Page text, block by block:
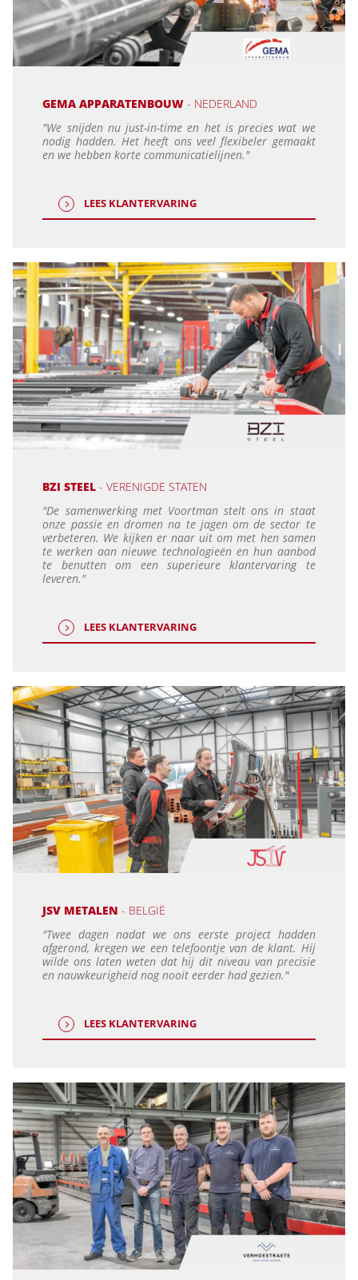
GEMA APPARATENBOUW- NEDERLAND
"We snijden nu just-in-time en het is precies wat we
nodig hadden. Het heeft ons veel flexibeler gemaakt
en we hebben korte communicatielijnen."
LEES KLANTERVARING
BZI STEEL- VERENIGDE STATEN
"De samenwerking met Voortman stelt ons in staat
onze passie en dromen na te jagen om de sector te
verbeteren. We kijken er naar uit om met hen samen
te werken aan nieuwe technologieën en hun aanbod
te benutten om een superieure klantervaring te
leveren."
LEES KLANTERVARING
JSV METALEN- BELGIË
"Twee dagen nadat we ons eerste project hadden
afgerond, kregen we een telefoontje van de klant. Hij
wilde ons laten weten dat hij dit niveau van precisie
en nauwkeurigheid nog nooit eerder had gezien."
LEES KLANTERVARING